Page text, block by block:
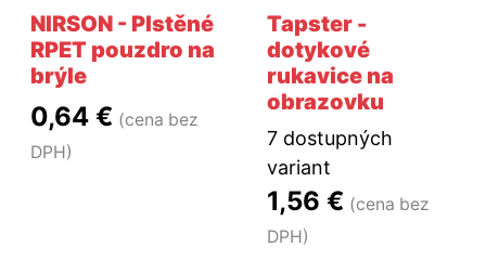
NIRSON - Plstěné
RPET pouzdro na
brýle
0,64 € (cena bez
DPH)
Tapster -
dotykové
rukavice na
obrazovku
7 dostupných
variant
1,56 € (cena bez
DPH)